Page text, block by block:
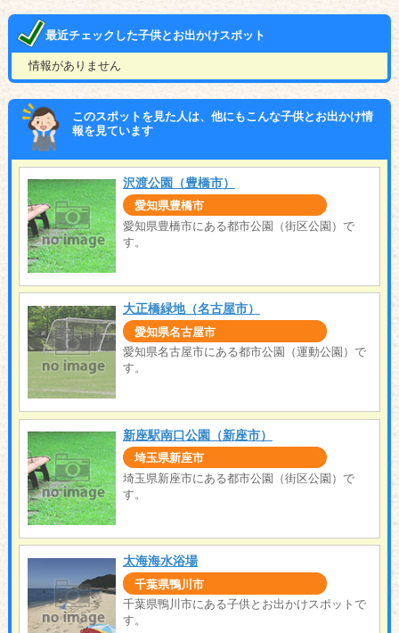
最近チェックした子供とお出かけスポット
情報がありません
このスポットを見た人は、他にもこんな子供とお出かけ情
報を見ています
沢渡公園（豊橋市）
愛知県豊橋市
愛知県豊橋市にある都市公園（街区公園）で
す。
大正橋緑地（名古屋市）
愛知県名古屋市
愛知県名古屋市にある都市公園（運動公園）で
す。
新座駅南口公園（新座市）
埼玉県新座市
埼玉県新座市にある都市公園（街区公園）で
す。
太海海水浴場
千葉県鴨川市
千葉県鴨川市にある子供とお出かけスポットで
す。